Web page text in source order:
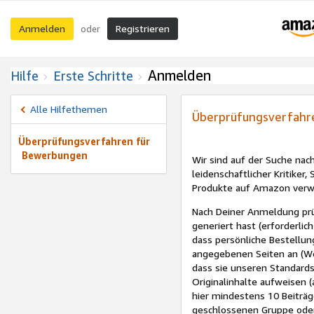
Anmelden oder Registrieren
Hilfe Erste Schritte Anmelden
Alle Hilfethemen
Überprüfungsverfahren für
Bewerbungen
Wir sind auf der Suche
leidenschaftlicher Kritiker,
Produkte auf Amazon
Nach Deiner Anmeldung
generiert hast
dass persönliche
angegebenen Seiten an
dass sie unseren
Originalinhalte aufweisen
hier mindestens 10
geschlossenen Gruppe